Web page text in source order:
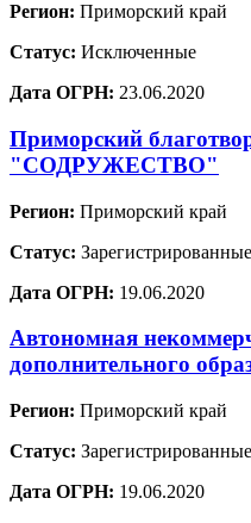
Регион: Приморский край
Статус: Исключенные
Дата ОГРН: 23.06.2020
Приморский
"СОДРУЖЕСТВО"
Регион: Приморский край
Статус: Зарегистрированные
Дата ОГРН: 19.06.2020
Автономная
дополнительного
Регион: Приморский край
Статус: Зарегистрированные
Дата ОГРН: 19.06.2020